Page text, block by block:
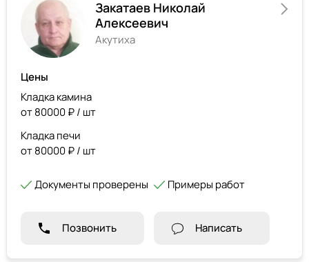
Закатаев Николай
Алексеевич
Акутиха
Цены
Кладка камина
от 80000 ₽ / шт
Кладка печи
от 80000 ₽ / шт
Документы проверены Примеры работ
Позвонить Написать